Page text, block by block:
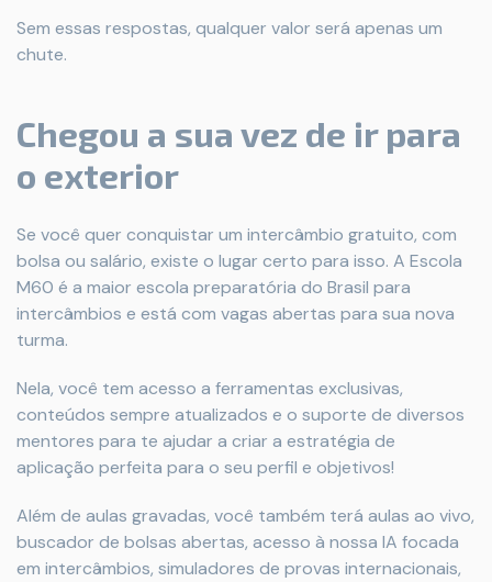
Sem essas respostas, qualquer valor será apenas um
chute.
Chegou a sua vez de ir para
o exterior
Se você quer conquistar um intercâmbio gratuito, com
bolsa ou salário, existe o lugar certo para isso. A Escola
M60 é a maior escola preparatória do Brasil para
intercâmbios e está com vagas abertas para sua nova
turma.
Nela, você tem acesso a ferramentas exclusivas,
conteúdos sempre atualizados e o suporte de diversos
mentores para te ajudar a criar a estratégia de
aplicação perfeita para o seu perfil e objetivos!
Além de aulas gravadas, você também terá aulas ao vivo,
buscador de bolsas abertas, acesso à nossa IA focada
em intercâmbios, simuladores de provas internacionais,